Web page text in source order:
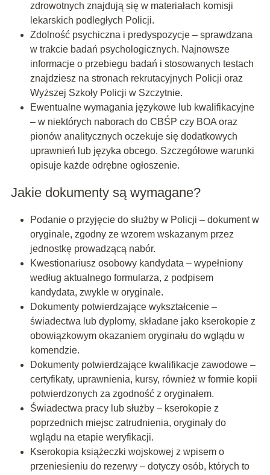
zdrowotnych znajdują się w materiałach komisji
lekarskich podległych Policji.
Zdolność psychiczna i predyspozycje – sprawdzana
w trakcie badań psychologicznych. Najnowsze
informacje o przebiegu badań i stosowanych testach
znajdziesz na stronach rekrutacyjnych Policji oraz
Wyższej Szkoły Policji w Szczytnie.
Ewentualne wymagania językowe lub kwalifikacyjne
– w niektórych naborach do CBŚP czy BOA oraz
pionów analitycznych oczekuje się dodatkowych
uprawnień lub języka obcego. Szczegółowe warunki
opisuje każde odrębne ogłoszenie.
Jakie dokumenty są wymagane?
Podanie o przyjęcie do służby w Policji – dokument w
oryginale, zgodny ze wzorem wskazanym przez
jednostkę prowadzącą nabór.
Kwestionariusz osobowy kandydata – wypełniony
według aktualnego formularza, z podpisem
kandydata, zwykle w oryginale.
Dokumenty potwierdzające wykształcenie –
świadectwa lub dyplomy, składane jako kserokopie z
obowiązkowym okazaniem oryginału do wglądu w
komendzie.
Dokumenty potwierdzające kwalifikacje zawodowe –
certyfikaty, uprawnienia, kursy, również w formie kopii
potwierdzonych za zgodność z oryginałem.
Świadectwa pracy lub służby – kserokopie z
poprzednich miejsc zatrudnienia, oryginały do
wglądu na etapie weryfikacji.
Kserokopia książeczki wojskowej z wpisem o
przeniesieniu do rezerwy – dotyczy osób, których to